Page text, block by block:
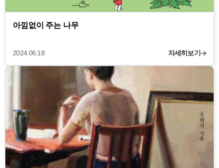
아낌없이 주는 나무
2024.06.18 자세히보기